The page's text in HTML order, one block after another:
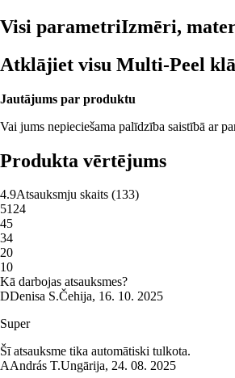
Visi parametriIzmēri,
Atklājiet visu Multi-Peel
Jautājums par produktu
Vai jums nepieciešama palīdzība saistībā ar
Produkta vērtējums
4.9Atsauksmju skaits (133)
5124
45
34
20
10
Kā darbojas atsauksmes?
DDenisa S.Čehija, 16. 10. 2025
Super
Šī atsauksme tika automātiski tulkota.
AAndrás T.Ungārija, 24. 08. 2025